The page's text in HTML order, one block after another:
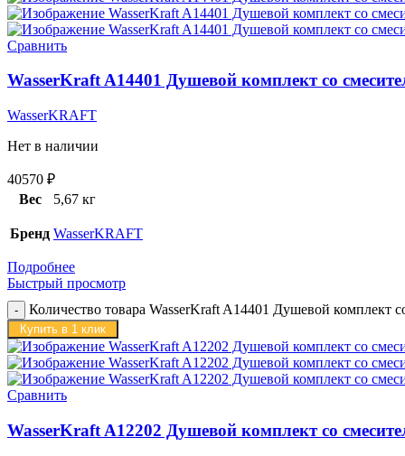
Сравнить
WasserKraft A14401 Душевой комплект со
WasserKRAFT
Нет в наличии
40570 ₽
Вес
5,67 кг
Бренд WasserKRAFT
Подробнее
Быстрый просмотр
Количество товара WasserKraft A14401 Душевой комплект
Купить в 1 клик
Сравнить
WasserKraft A12202 Душевой комплект со